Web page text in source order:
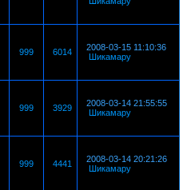
999 6014
2008-03-15 11:10:36
Шикамару
999 3929
2008-03-14 21:55:55
Шикамару
999 4441
2008-03-14 20:21:26
Шикамару